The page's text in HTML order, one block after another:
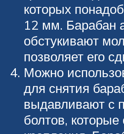
которых
12 мм. Барабан
обстукивают
позволяет его
Можно
для снятия
выдавливают с
болтов, которые